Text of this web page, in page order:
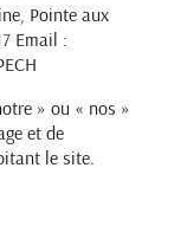
Pointe aux
Email :
» ou « nos »
et de
le site.